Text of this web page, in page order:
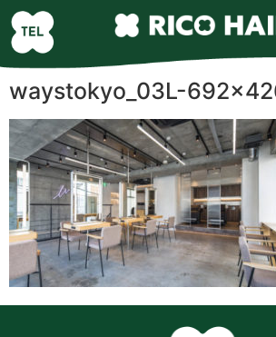
waystokyo_03L-